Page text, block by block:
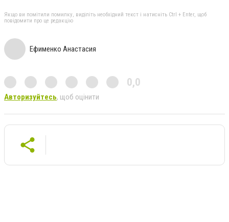
Якщо ви помітили помилку, виділіть необхідний текст і натисніть Ctrl + Enter, щоб
повідомити про це редакцію
Ефименко Анастасия
0,0
Авторизуйтесь, щоб оцінити